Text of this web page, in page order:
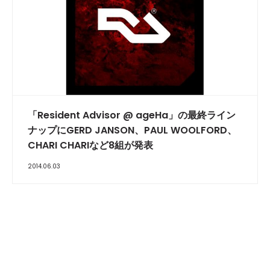
「Resident Advisor @ ageHa」の最終ライン
ナップにGERD JANSON、PAUL WOOLFORD、
CHARI CHARIなど8組が発表
2014.06.03